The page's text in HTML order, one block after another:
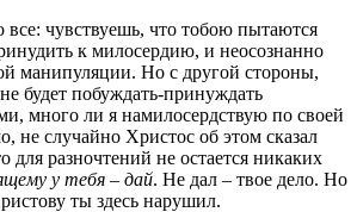
чувствуешь, что тобою пытаются
к милосердию, и неосознанно
манипуляции. Но с другой стороны,
будет побуждать-принуждать
много ли я намилосердствую по своей
не случайно Христос об этом сказал
для разночтений не остается никаких
у тебя – дай. Не дал – твое дело. Но
ты здесь нарушил.